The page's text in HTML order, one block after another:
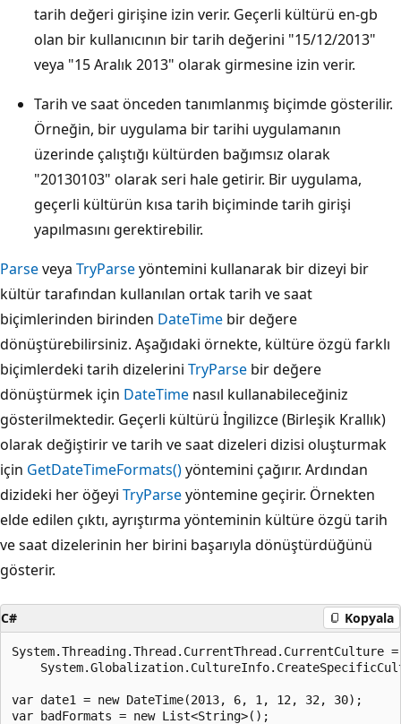
tarih değeri girişine izin verir. Geçerli kültürü en-gb
olan bir kullanıcının bir tarih değerini "15/12/2013"
veya "15 Aralık 2013" olarak girmesine izin verir.
Tarih ve saat önceden tanımlanmış biçimde gösterilir.
Örneğin, bir uygulama bir tarihi uygulamanın
üzerinde çalıştığı kültürden bağımsız olarak
"20130103" olarak seri hale getirir. Bir uygulama,
geçerli kültürün kısa tarih biçiminde tarih girişi
yapılmasını gerektirebilir.
Parseveya TryParseyöntemini kullanarak bir dizeyi bir
kültür tarafından kullanılan ortak tarih ve saat
biçimlerinden birinden DateTime bir değere
dönüştürebilirsiniz. Aşağıdaki örnekte, kültüre özgü farklı
biçimlerdeki tarih dizelerini TryParse bir değere
dönüştürmek için DateTime nasıl kullanabileceğiniz
gösterilmektedir. Geçerli kültürü İngilizce (Birleşik Krallık)
olarak değiştirir ve tarih ve saat dizeleri dizisi oluşturmak
için GetDateTimeFormats()yöntemini çağırır. Ardından
dizideki her öğeyi TryParseyöntemine geçirir. Örnekten
elde edilen çıktı, ayrıştırma yönteminin kültüre özgü tarih
ve saat dizelerinin her birini başarıyla dönüştürdüğünü
gösterir.
C# Kopyala
System.Threading.Thread.CurrentThread.CurrentCulture =
var date1 = new DateTime(2013, 6, 1, 12, 32, 30);
var badFormats = new List<String>();